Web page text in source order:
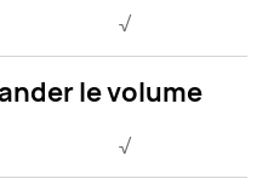
√
le volume
√